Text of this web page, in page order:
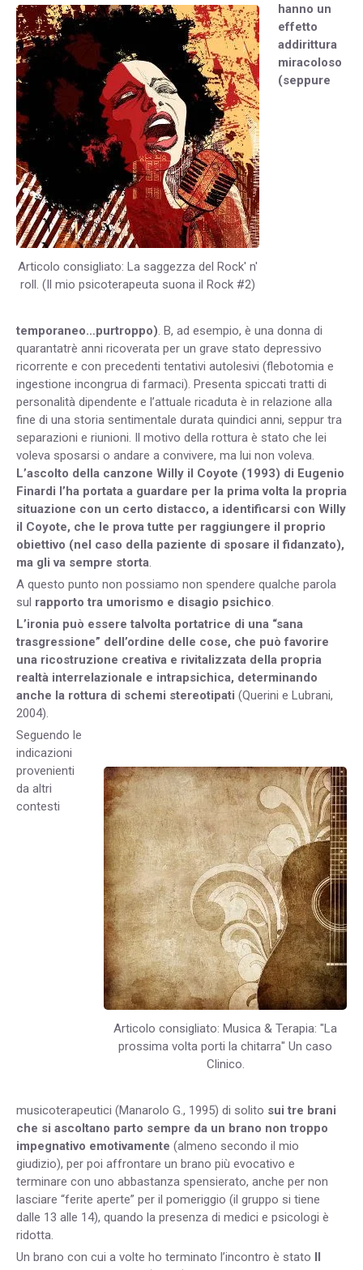
Articolo consigliato: La saggezza del Rock' n'
roll. (Il mio psicoterapeuta suona il Rock #2)
hanno un
effetto
addirittura
miracoloso
(seppure
temporaneo…purtroppo). B, ad esempio, è una donna di
quarantatrè anni ricoverata per un grave stato depressivo
ricorrente e con precedenti tentativi autolesivi (flebotomia e
ingestione incongrua di farmaci). Presenta spiccati tratti di
personalità dipendente e l’attuale ricaduta è in relazione alla
fine di una storia sentimentale durata quindici anni, seppur tra
separazioni e riunioni. Il motivo della rottura è stato che lei
voleva sposarsi o andare a convivere, ma lui non voleva.
L’ascolto della canzone Willy il Coyote (1993) di Eugenio
Finardi l’ha portata a guardare per la prima volta la propria
situazione con un certo distacco, a identificarsi con Willy
il Coyote, che le prova tutte per raggiungere il proprio
obiettivo (nel caso della paziente di sposare il fidanzato),
ma gli va sempre storta.
A questo punto non possiamo non spendere qualche parola
sul rapporto tra umorismo e disagio psichico.
L’ironia può essere talvolta portatrice di una “sana
trasgressione” dell’ordine delle cose, che può favorire
una ricostruzione creativa e rivitalizzata della propria
realtà interrelazionale e intrapsichica, determinando
anche la rottura di schemi stereotipati (Querini e Lubrani,
2004).
Articolo consigliato: Musica & Terapia: "La
prossima volta porti la chitarra" Un caso
Clinico.
Seguendo le
indicazioni
provenienti
da altri
contesti
musicoterapeutici (Manarolo G., 1995) di solito sui tre brani
che si ascoltano parto sempre da un brano non troppo
impegnativo emotivamente (almeno secondo il mio
giudizio), per poi affrontare un brano più evocativo e
terminare con uno abbastanza spensierato, anche per non
lasciare “ferite aperte” per il pomeriggio (il gruppo si tiene
dalle 13 alle 14), quando la presenza di medici e psicologi è
ridotta.
Un brano con cui a volte ho terminato l’incontro è stato Il